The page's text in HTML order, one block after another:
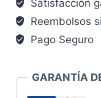
2,20x20
mm.
40
cantidad
Satisfacción
Reembolsos
Pago Seguro
GARANTÍA